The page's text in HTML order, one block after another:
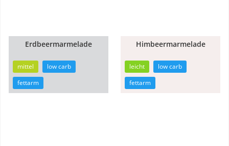
Erdbeermarmelade
mittel
low carb
fettarm
Himbeermarmelade
leicht
low carb
fettarm